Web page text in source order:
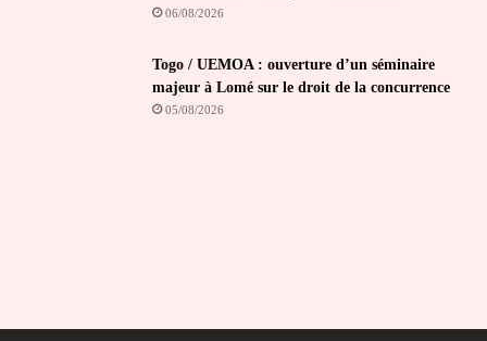
06/08/2026
Togo / UEMOA : ouverture d’un séminaire
majeur à Lomé sur le droit de la concurrence
05/08/2026